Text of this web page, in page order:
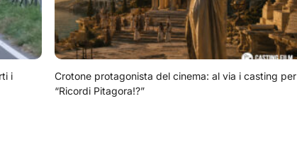
i
Crotone protagonista del cinema: al via i casting per
“Ricordi Pitagora!?”